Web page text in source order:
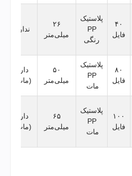
۴۰
فایل
پلاستیک
PP
رنگی
۲۶
میلی‌متر
ندارد
۸۰
فایل
پلاستیک
PP
مات
۵۰
میلی‌متر
دارد
(مات)
۱۰۰
فایل
پلاستیک
PP
مات
۶۵
میلی‌متر
دارد
(مات)